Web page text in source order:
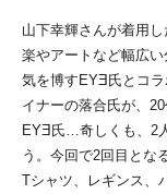
山下幸輝さんが着用
楽やアートなど幅広
気を博すEYƎ氏とコ
イナーの落合氏が、
EYƎ氏…奇しくも、2
う。今回で2回目とな
Tシャツ、レギンス、